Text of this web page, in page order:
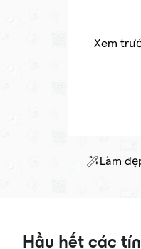
Xem
Làm
Hầu hết các